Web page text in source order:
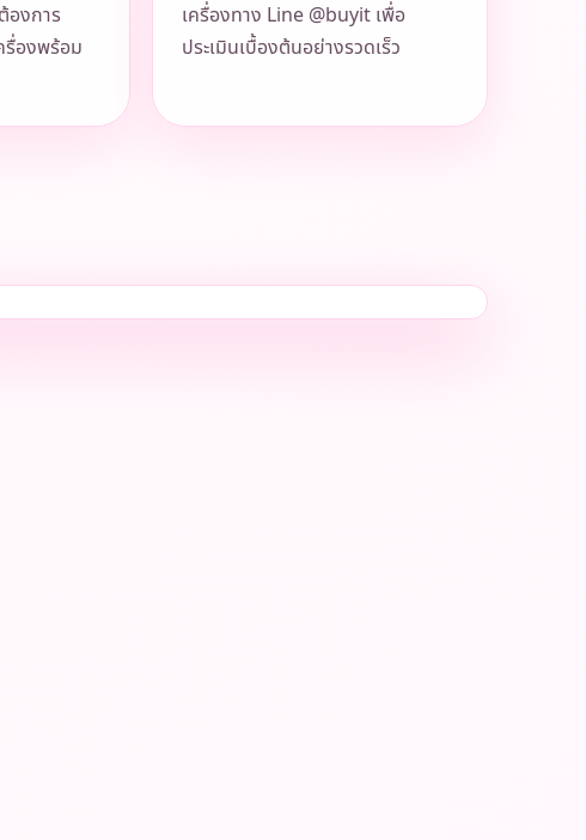
องการ
รื่องพร้อม
เครื่องทาง Line @buyit เพื่อ
ประเมินเบื้องต้นอย่างรวดเร็ว